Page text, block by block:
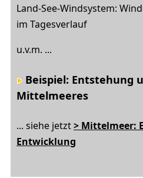
Land-See-Windsystem:
im Tagesverlauf
u.v.m. ...
Beispiel: Entstehung
Mittelmeeres
... siehe jetzt> Mittelmeer:
Entwicklung